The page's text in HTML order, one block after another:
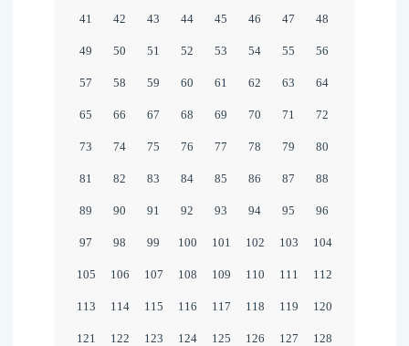
41 42 43 44 45 46 47 48
49 50 51 52 53 54 55 56
57 58 59 60 61 62 63 64
65 66 67 68 69 70 71 72
73 74 75 76 77 78 79 80
81 82 83 84 85 86 87 88
89 90 91 92 93 94 95 96
97 98 99 100 101 102 103 104
105 106 107 108 109 110 111 112
113 114 115 116 117 118 119 120
121 122 123 124 125 126 127 128